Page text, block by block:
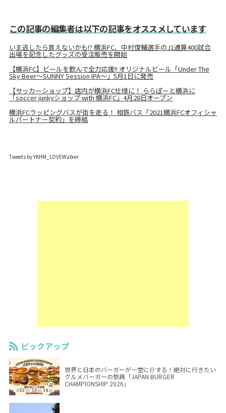
この記事の編集者は以下の記事をオススメしています
いま逃したら買えないかも!? 横浜FC、中村俊輔選手のJ1通算400試合
出場を記念したグッズの受注販売を開始
【横浜FC】ビールを飲んで全力応援!! オリジナルビール「Under The
Sky Beer～SUNNY Session IPA～」5月1日に発売
【サッカーショップ】店内が横浜FC仕様に！ ららぽーと横浜に
「soccer junkyショップ with 横浜FC」4月28日オープン
横浜FCラッピングバスが街を走る！ 相鉄バス「2021横浜FCオフィシャ
ルパートナー契約」を締結
Tweets by YKHM_LOVEWalker
ピックアップ
世界と日本のバーガーが一堂に介する！絶対に行きたい
グルメバーガーの祭典「JAPAN BURGER
CHAMPIONSHIP 2026」